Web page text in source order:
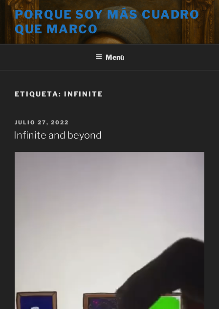
Saltar
contenido
PORQUE SOY MÁS CUADRO
QUE MARCO
Menú
ETIQUETA: INFINITE
PUBLICADO
EL
JULIO 27, 2022
Infinite and beyond